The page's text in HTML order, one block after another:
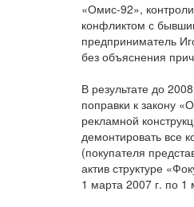
«Омис-92»,
конфликтом с
предприниматель
без объяснения
В результате до
поправки к закону
рекламной
демонтировать все
(покупателя
актив структуре
1 марта 2007 г. по 1